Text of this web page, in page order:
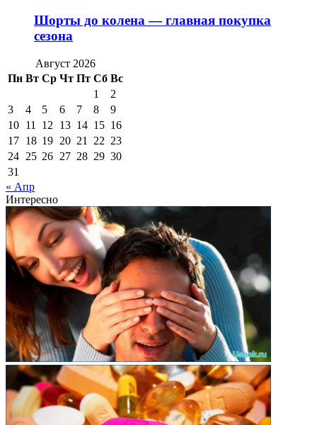
Шорты до колена — главная покупка
сезона
Август 2026
Пн Вт Ср Чт Пт Сб Вс
1
2
3
4 5 6 7 8
9
10 11 12 13 14 15 16
17 18 19 20 21 22 23
24 25 26 27 28 29 30
31
« Апр
Интересно